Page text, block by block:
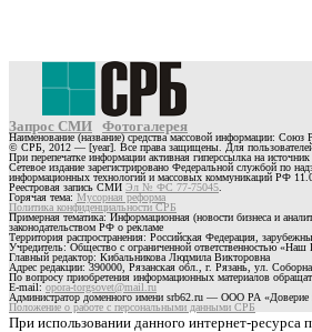
Запрос СМИ Фотогалерея
Наименование (название) средства массовой информации: Союз
© СРБ, 2012 — [year]. Все права защищены. Для пользователей
При перепечатке информации активная гиперссылка на
Сетевое издание зарегистрировано Федеральной службой по
информационных технологий и массовых коммуникаций РФ
Реестровая запись СМИ Эл № ФС 77-75045
Горячая тема: Мусорная реформа
Политика конфиденциальности СРБ
Примерная тематика: Информационная (новости бизнеса и
законодательством РФ о рекламе
Территория распространения: Российская Федерация,
Учредитель: Общество с ограниченной ответственностью
Главный редактор: Кибальникова Людмила Викторовна
Адрес редакции: 390000, Рязанская обл., г. Рязань, ул.
По вопросу приобретения информационных материалов
E-mail:opora-torgsovet@mail.ru
Администратор доменного имени srb62.ru — ООО РА «Доверие
Положение о работе с персональными данными СРБ
При использовании данного интернет-ресурса